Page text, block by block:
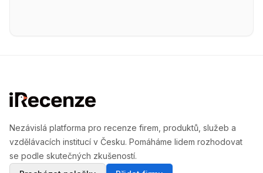
Nezávislá platforma pro recenze firem, produktů, služeb a
vzdělávacích institucí v Česku. Pomáháme lidem rozhodovat
se podle skutečných zkušeností.